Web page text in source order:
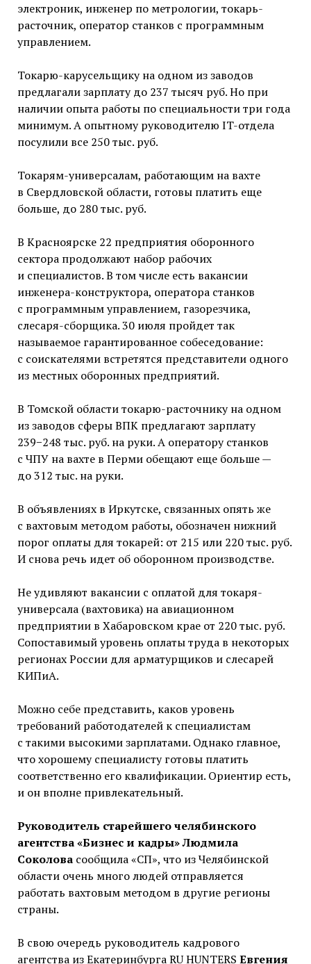
электроник, инженер по метрологии, токарь-
расточник, оператор станков с программным
управлением.
Токарю-карусельщику на одном из заводов
предлагали зарплату до 237 тысяч руб. Но при
наличии опыта работы по специальности три года
минимум. А опытному руководителю IT-отдела
посулили все 250 тыс. руб.
Токарям-универсалам, работающим на вахте
в Свердловской области, готовы платить еще
больше, до 280 тыс. руб.
В Красноярске 22 предприятия оборонного
сектора продолжают набор рабочих
и специалистов. В том числе есть вакансии
инженера-конструктора, оператора станков
с программным управлением, газорезчика,
слесаря-сборщика. 30 июля пройдет так
называемое гарантированное собеседование:
с соискателями встретятся представители одного
из местных оборонных предприятий.
В Томской области токарю-расточнику на одном
из заводов сферы ВПК предлагают зарплату
239−248 тыс. руб. на руки. А оператору станков
с ЧПУ на вахте в Перми обещают еще больше —
до 312 тыс. на руки.
В объявлениях в Иркутске, связанных опять же
с вахтовым методом работы, обозначен нижний
порог оплаты для токарей: от 215 или 220 тыс. руб.
И снова речь идет об оборонном производстве.
Не удивляют вакансии с оплатой для токаря-
универсала (вахтовика) на авиационном
предприятии в Хабаровском крае от 220 тыс. руб.
Сопоставимый уровень оплаты труда в некоторых
регионах России для арматурщиков и слесарей
КИПиА.
Можно себе представить, каков уровень
требований работодателей к специалистам
с такими высокими зарплатами. Однако главное,
что хорошему специалисту готовы платить
соответственно его квалификации. Ориентир есть,
и он вполне привлекательный.
Руководитель старейшего челябинского
агентства «Бизнес и кадры»Людмила
Соколовасообщила «СП», что из Челябинской
области очень много людей отправляется
работать вахтовым методом в другие регионы
страны.
В свою очередь руководитель кадрового
агентства из Екатеринбурга RU HUNTERS Евгения